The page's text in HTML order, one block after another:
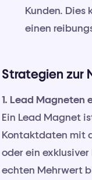
Kunden. Dies
einen
Strategien zur
1. Lead Magneten
Ein Lead Magnet
Kontaktdaten mit
oder ein
echten Mehrwert